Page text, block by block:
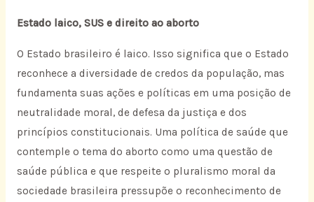
Estado laico, SUS e direito ao aborto
O Estado brasileiro é laico. Isso significa que o Estado
reconhece a diversidade de credos da população, mas
fundamenta suas ações e políticas em uma posição de
neutralidade moral, de defesa da justiça e dos
princípios constitucionais. Uma política de saúde que
contemple o tema do aborto como uma questão de
saúde pública e que respeite o pluralismo moral da
sociedade brasileira pressupõe o reconhecimento de